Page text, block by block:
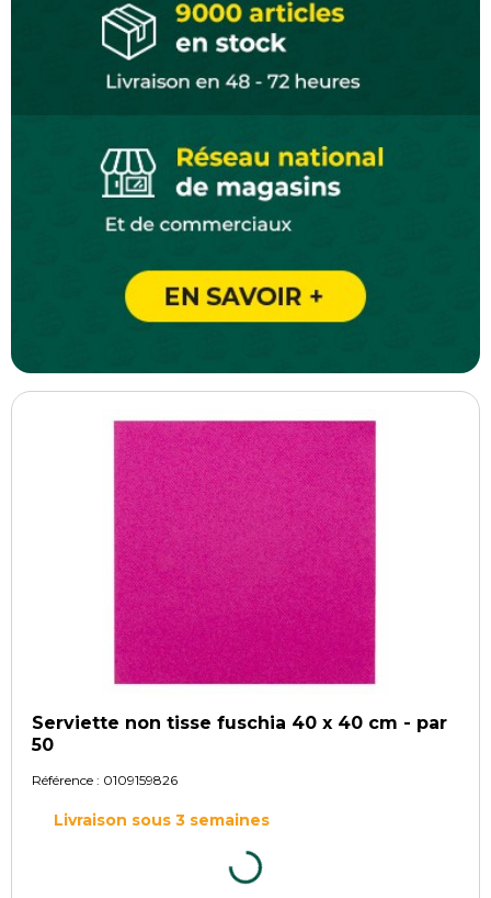
Serviette non tisse fuschia 40 x 40 cm - par
50
Référence : 0109159826
Livraison sous 3 semaines